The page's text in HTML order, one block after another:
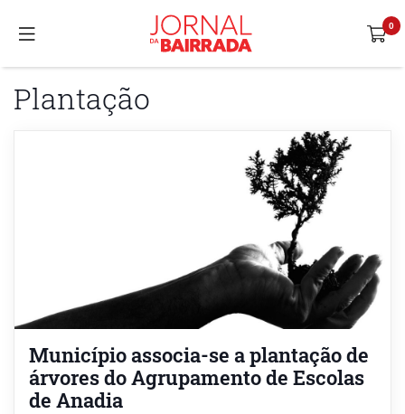
Plantação
Município associa-se a plantação de
árvores do Agrupamento de Escolas
de Anadia